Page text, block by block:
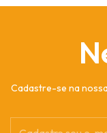
Cadastre-se na